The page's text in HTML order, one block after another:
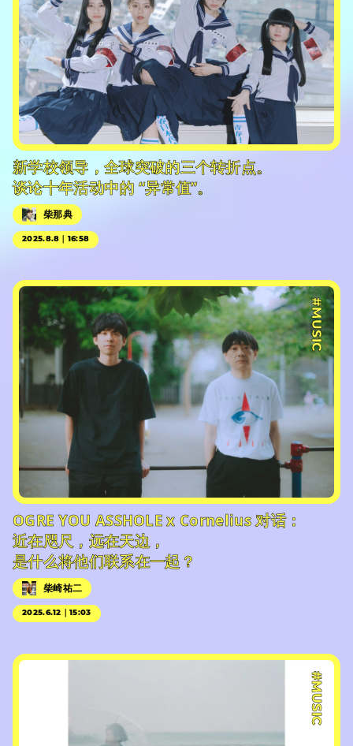
新学校领导，全球突破的三个转折点。
谈论十年活动中的 “异常值”。
柴那典
2025.8.8｜16:58
#MUSIC
OGRE YOU ASSHOLE x Cornelius 对话：
近在咫尺，远在天边，
是什么将他们联系在一起？
柴崎祐二
2025.6.12｜15:03
#MUSIC